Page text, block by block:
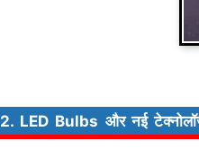
2. LED Bulbs और नई